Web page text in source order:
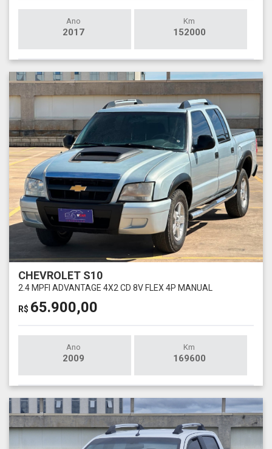
Ano
2017
Km
152000
CHEVROLET S10
2.4 MPFI ADVANTAGE 4X2 CD 8V FLEX 4P MANUAL
R$ 65.900,00
Ano
2009
Km
169600